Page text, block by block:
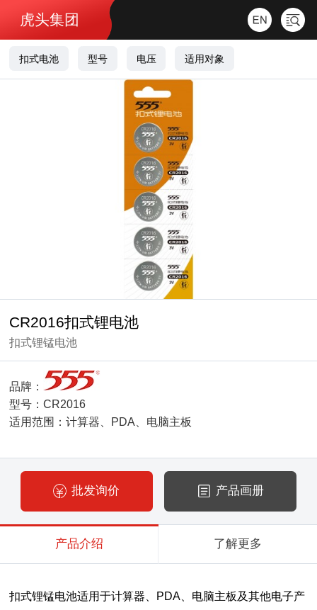
虎头集团
扣式电池 型号 电压 适用对象
CR2016扣式锂电池
扣式锂锰电池
品牌：
型号：CR2016
适用范围：计算器、PDA、电脑主板
批发询价 产品画册
产品介绍 了解更多
扣式锂锰电池适用于计算器、PDA、电脑主板及其他电子产